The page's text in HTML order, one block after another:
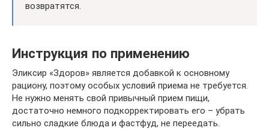
возвратятся.
Инструкция по применению
Эликсир «Здоров» является добавкой к основному
рациону, поэтому особых условий приема не требуется.
Не нужно менять свой привычный прием пищи,
достаточно немного подкорректировать его – убрать
сильно сладкие блюда и фастфуд, не переедать.